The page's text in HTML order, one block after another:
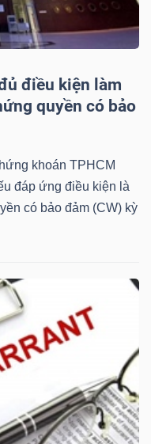
điều kiện làm
quyền có bảo
khoán TPHCM
đáp ứng điều kiện là
có bảo đảm (CW) kỳ